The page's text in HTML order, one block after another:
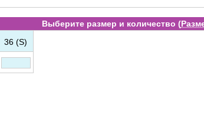
Выберите размер и количество (
36 (S)